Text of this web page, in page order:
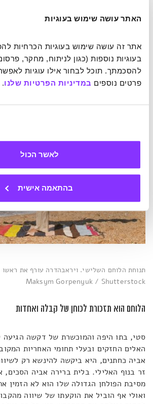
האתר עושה שימוש בעוגיות
פרטים נוספים במדיניות הפרטיות שלנו.
לאשר הכול
בהתאמה אישית
שהם טובים יותר, בקולות המפלגים
בתוך סיפור גדול יותר? הוא אומנם מושך
יכול להיות שהוא רק תזכורת להשלכות של
דקשה. לשם כך, נתמקד בכמה פרטים
המיתולוגי.
תנוחת הלוחם השלישי. ויראבהדרה עורף את
Maksym Gorpenyuk / Shutterstock
הלוחם הוא תזכורת לכוחן של קבלה ואחדות
סטי, בתו היפה והמוכשרת של דקשה הגיעה
האלים החזקים ובעלי תחומי האחריות
אביה כחתנים, היא ביקשה להינשא רק
זר בנוף האלילי. בלית ברירה אביה
מסיבת הפולחן הגדולה שלו הוא לא הזמין
ואולי אף הוביל את הוקעתו של שיווה